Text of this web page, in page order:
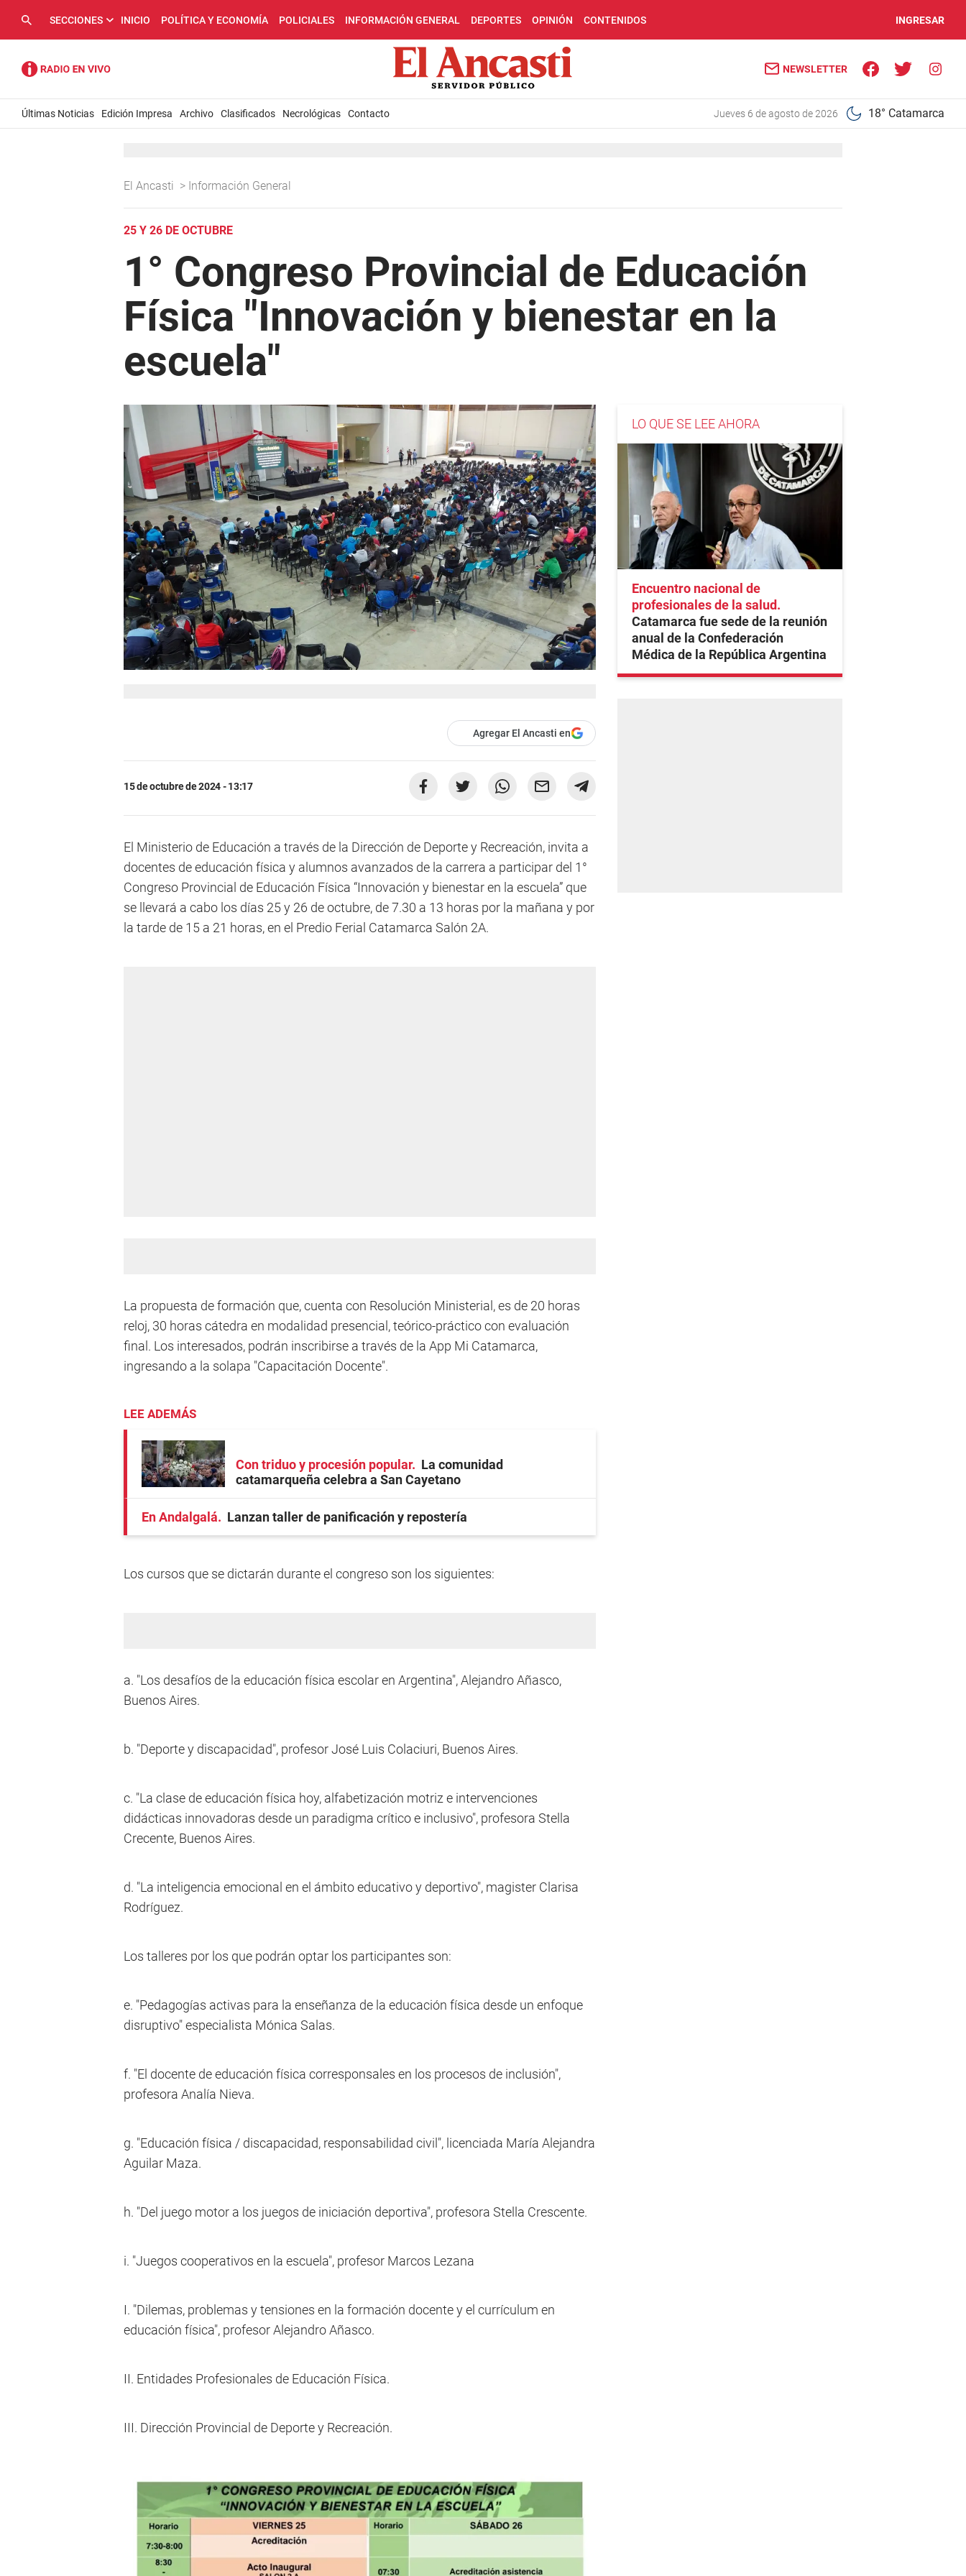
SECCIONES INICIO POLÍTICA Y ECONOMÍA POLICIALES INFORMACIÓN GENERAL DEPORTES OPINIÓN CONTENIDOS INGRESAR
NEWSLETTER
Últimas Noticias Edición Impresa Archivo Clasificados Necrológicas Contacto jueves 6 de agosto de 2026 18° Catamarca
El Ancasti > Información General
25 Y 26 DE OCTUBRE
1° Congreso Provincial de Educación
Física "Innovación y bienestar en la
escuela"
Agregar El Ancasti en
15 de octubre de 2024 - 13:17
El Ministerio de Educación a través de la Dirección de Deporte y Recreación, invita a
docentes de educación física y alumnos avanzados de la carrera a participar del 1°
Congreso Provincial de Educación Física “Innovación y bienestar en la escuela” que
se llevará a cabo los días 25 y 26 de octubre, de 7.30 a 13 horas por la mañana y por
la tarde de 15 a 21 horas, en el Predio Ferial Catamarca Salón 2A.
La propuesta de formación que, cuenta con Resolución Ministerial, es de 20 horas
reloj, 30 horas cátedra en modalidad presencial, teórico-práctico con evaluación
final. Los interesados, podrán inscribirse a través de la App Mi Catamarca,
ingresando a la solapa "Capacitación Docente".
LEE ADEMÁS
Con triduo y procesión popular
La comunidad
catamarqueña celebra a San Cayetano
En Andalgalá Lanzan taller de panificación y repostería
Los cursos que se dictarán durante el congreso son los siguientes:
a. "Los desafíos de la educación física escolar en Argentina", Alejandro Añasco,
Buenos Aires.
b. "Deporte y discapacidad", profesor José Luis Colaciuri, Buenos Aires.
c. "La clase de educación física hoy, alfabetización motriz e intervenciones
didácticas innovadoras desde un paradigma crítico e inclusivo", profesora Stella
Crecente, Buenos Aires.
d. "La inteligencia emocional en el ámbito educativo y deportivo", magister Clarisa
Rodríguez.
Los talleres por los que podrán optar los participantes son:
e. "Pedagogías activas para la enseñanza de la educación física desde un enfoque
disruptivo" especialista Mónica Salas.
f. "El docente de educación física corresponsales en los procesos de inclusión",
profesora Analía Nieva.
g. "Educación física / discapacidad, responsabilidad civil", licenciada María Alejandra
Aguilar Maza.
h. "Del juego motor a los juegos de iniciación deportiva", profesora Stella Crescente.
i. "Juegos cooperativos en la escuela", profesor Marcos Lezana
I. "Dilemas, problemas y tensiones en la formación docente y el currículum en
educación física", profesor Alejandro Añasco.
II. Entidades Profesionales de Educación Física.
III. Dirección Provincial de Deporte y Recreación.
LO QUE SE LEE AHORA
Encuentro nacional de
profesionales de la salud
Catamarca fue sede de la reunión
anual de la Confederación
Médica de la República Argentina